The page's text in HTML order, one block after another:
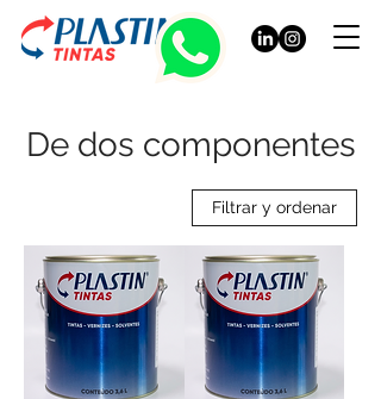
De dos componentes
Filtrar y ordenar